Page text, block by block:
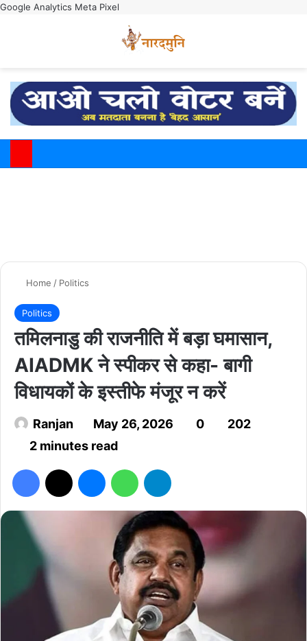
Google Analytics Meta Pixel
Home / Politics
Politics
तमिलनाडु की राजनीति में बड़ा घमासान,
AIADMK ने स्पीकर से कहा- बागी
विधायकों के इस्तीफे मंजूर न करें
Ranjan May 26, 2026 0
202
2 minutes read